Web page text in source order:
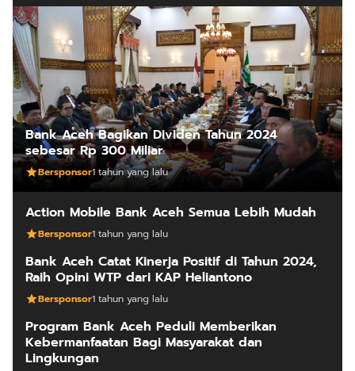
Bank Aceh Bagikan Dividen Tahun 2024
sebesar Rp 300 Miliar
Bersponsor1 tahun yang lalu
Action Mobile Bank Aceh Semua Lebih Mudah
Bersponsor1 tahun yang lalu
Bank Aceh Catat Kinerja Positif di Tahun 2024,
Raih Opini WTP dari KAP Heliantono
Bersponsor1 tahun yang lalu
Program Bank Aceh Peduli Memberikan
Kebermanfaatan Bagi Masyarakat dan
Lingkungan